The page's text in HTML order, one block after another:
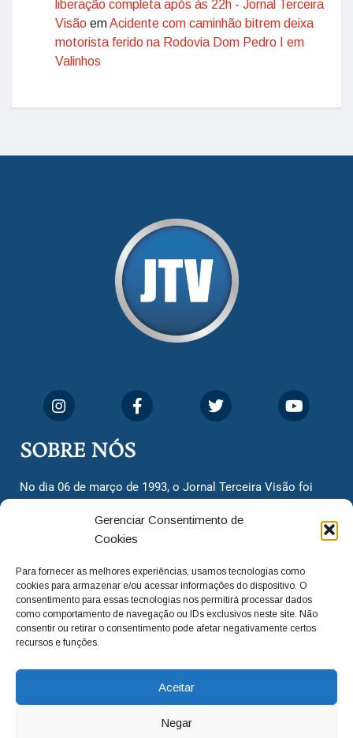
Gerenciar Consentimento de
Cookies
Para fornecer as melhores experiências, usamos tecnologias como
cookies para armazenar e/ou acessar informações do dispositivo. O
consentimento para essas tecnologias nos permitirá processar dados
como comportamento de navegação ou IDs exclusivos neste site. Não
consentir ou retirar o consentimento pode afetar negativamente certos
recursos e funções.
Aceitar
Negar
liberação completa após às 22h - Jornal Terceira
Visão emAcidente com caminhão bitrem deixa
motorista ferido na Rodovia Dom Pedro I em
Valinhos
SOBRE NÓS
No dia 06 de março de 1993, o Jornal Terceira Visão foi
cidadãos valinhenses, já que naquela época só existiam
dois jornais. Há mais de 30 anos, o jornal continua
com o foco de trazer as melhores notícias. Nunca
deixamos de lado as necessidades do cidadão, sempre
questionando os órgãos públicos em busca de melhorias
para a cidade e sempre cobrando resoluções para casos
adm@jtv.com.br
(19) 3929-6225